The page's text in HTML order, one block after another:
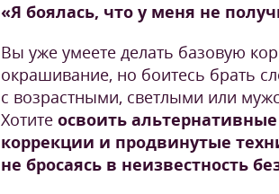
«Я боялась, что у меня не
Вы уже умеете делать базовую
окрашивание, но боитесь брать
с возрастными, светлыми или
Хотите освоить
коррекции и продвинутые
не бросаясь в неизвестность